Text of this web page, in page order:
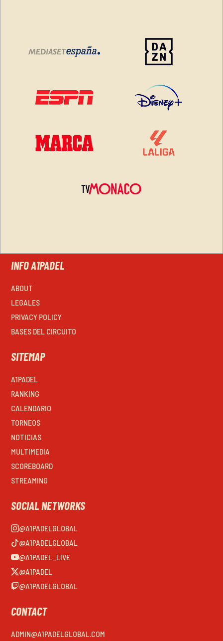
INFO A1PADEL
ABOUT
LEGALES
PRIVACY POLICY
BASES DEL CIRCUITO
SITEMAP
A1PADEL
RANKING
CALENDARIO
TORNEOS
NOTICIAS
MULTIMEDIA
SCOREBOARD
STREAMING
SOCIAL NETWORKS
@A1PADELGLOBAL
@A1PADELGLOBAL
@A1PADEL_LIVE
@A1PADEL
@A1PADELGLOBAL
CONTACT
ADMIN@A1PADELGLOBAL.COM